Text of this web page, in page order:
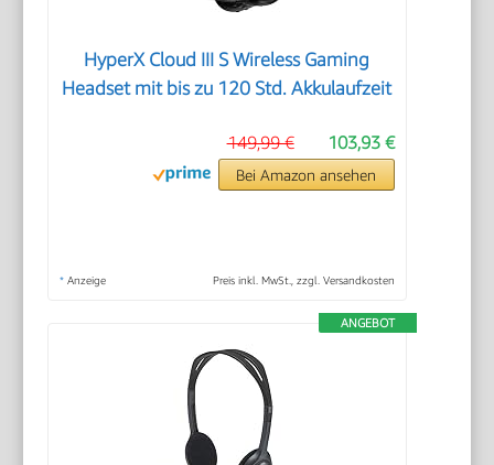
HyperX Cloud III S Wireless Gaming
Headset mit bis zu 120 Std. Akkulaufzeit
103,93 €
149,99 €
Bei Amazon ansehen
* Anzeige Preis inkl. MwSt., zzgl. Versandkosten
ANGEBOT